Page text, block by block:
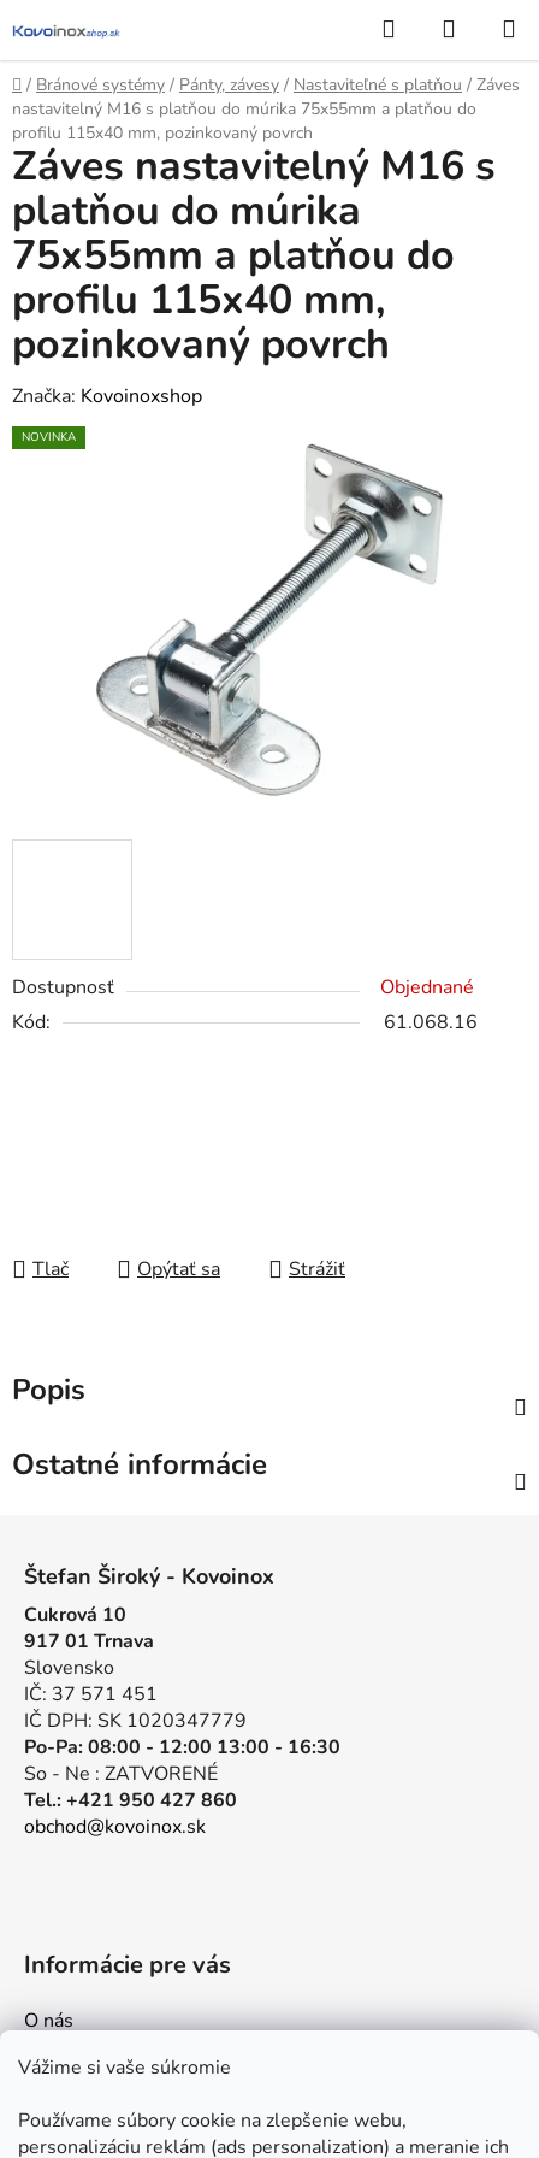
Vážime si vaše súkromie
Používame súbory cookie na zlepšenie webu,
personalizáciu reklám (ads personalization) a meranie ich
na
obsah
Hľadať
KOŠÍK
Domov
/ Bránové systémy / Pánty, závesy / Nastaviteľné s platňou / Záves
nastavitelný M16 s platňou do múrika 75x55mm a platňou do
profilu 115x40 mm, pozinkovaný povrch
Dostupnosť
Objednané
Kód:
61.068.16
Tlač Opýtať sa Strážiť
Záves nastavitelný M16 s
platňou do múrika
75x55mm a platňou do
profilu 115x40 mm,
pozinkovaný povrch
Značka: Kovoinoxshop
NOVINKA
Popis
Ostatné informácie
Štefan Široký - Kovoinox
Cukrová 10
917 01 Trnava
Slovensko
IČ: 37 571 451
IČ DPH: SK 1020347779
Po-Pa: 08:00 - 12:00 13:00 - 16:30
So - Ne : ZATVORENÉ
Tel.: +421 950 427 860
obchod@kovoinox.sk
Informácie pre vás
O nás
Kontakt
Ako nakupovať